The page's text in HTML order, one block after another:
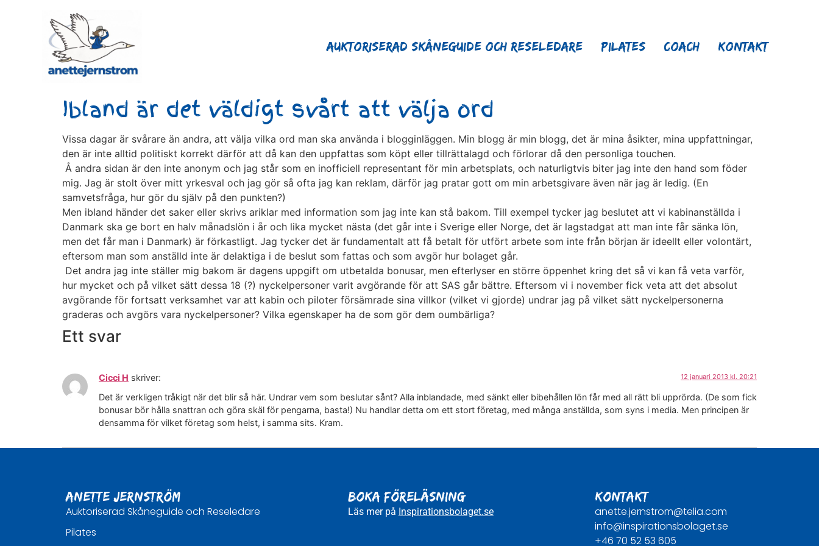
Auktoriserad Skåneguide och Reseledare Pilates Coach Kontakt
Ibland är det väldigt svårt att välja ord
Vissa dagar är svårare än andra, att välja vilka ord man ska använda i blogginläggen. Min blogg är min blogg, det är mina åsikter, mina uppfattningar,
den är inte alltid politiskt korrekt därför att då kan den uppfattas som köpt eller tillrättalagd och förlorar då den personliga touchen.
Å andra sidan är den inte anonym och jag står som en inofficiell representant för min arbetsplats, och naturligtvis biter jag inte den hand som föder
mig. Jag är stolt över mitt yrkesval och jag gör så ofta jag kan reklam, därför jag pratar gott om min arbetsgivare även när jag är ledig. (En
samvetsfråga, hur gör du själv på den punkten?)
Men ibland händer det saker eller skrivs ariklar med information som jag inte kan stå bakom. Till exempel tycker jag beslutet att vi kabinanställda i
Danmark ska ge bort en halv månadslön i år och lika mycket nästa (det går inte i Sverige eller Norge, det är lagstadgat att man inte får sänka lön,
men det får man i Danmark) är förkastligt. Jag tycker det är fundamentalt att få betalt för utfört arbete som inte från början är ideellt eller volontärt,
eftersom man som anställd inte är delaktiga i de beslut som fattas och som avgör hur bolaget går.
Det andra jag inte ställer mig bakom är dagens uppgift om utbetalda bonusar, men efterlyser en större öppenhet kring det så vi kan få veta varför,
hur mycket och på vilket sätt dessa 18 (?) nyckelpersoner varit avgörande för att SAS går bättre. Eftersom vi i november fick veta att det absolut
avgörande för fortsatt verksamhet var att kabin och piloter försämrade sina villkor (vilket vi gjorde) undrar jag på vilket sätt nyckelpersonerna
graderas och avgörs vara nyckelpersoner? Vilka egenskaper ha de som gör dem oumbärliga?
Ett svar
Cicci H skriver: 12 januari 2013 kl. 20:21
Det är verkligen tråkigt när det blir så här. Undrar vem som beslutar sånt? Alla inblandade, med sänkt eller bibehållen lön får med all rätt bli upprörda. (De som fick
bonusar bör hålla snattran och göra skäl för pengarna, basta!) Nu handlar detta om ett stort företag, med många anställda, som syns i media. Men principen är
densamma för vilket företag som helst, i samma sits. Kram.
Anette Jernström
Auktoriserad Skåneguide och Reseledare
Pilates
BOKA FÖRELÄSNING
Läs mer på Inspirationsbolaget.se
KONTAKT
anette.jernstrom@telia.com
info@inspirationsbolaget.se
+46 70 52 53 605